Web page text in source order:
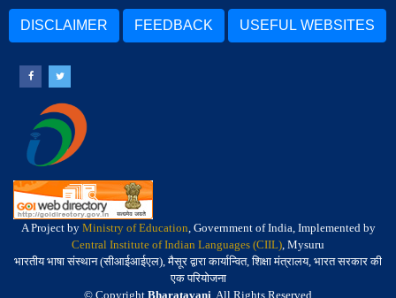
DISCLAIMER FEEDBACK USEFUL WEBSITES
A Project by Ministry of Education, Government of India, Implemented by
Central Institute of Indian Languages (CIIL), Mysuru
भारतीय भाषा संस्थान (सीआईआईएल), मैसूर द्वारा कार्यान्वित, शिक्षा मंत्रालय, भारत सरकार की
एक परियोजना
© Copyright Bharatavani. All Rights Reserved